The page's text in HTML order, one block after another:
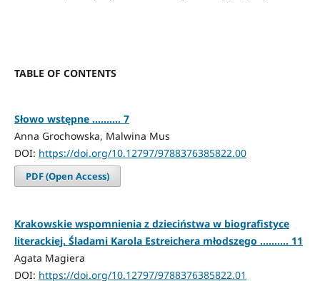
TABLE OF CONTENTS
Słowo wstępne .......... 7
Anna Grochowska, Malwina Mus
DOI: https://doi.org/10.12797/9788376385822.00
PDF (Open Access)
Krakowskie wspomnienia z dzieciństwa w biografistyce
literackiej. Śladami Karola Estreichera młodszego .......... 11
Agata Magiera
DOI: https://doi.org/10.12797/9788376385822.01